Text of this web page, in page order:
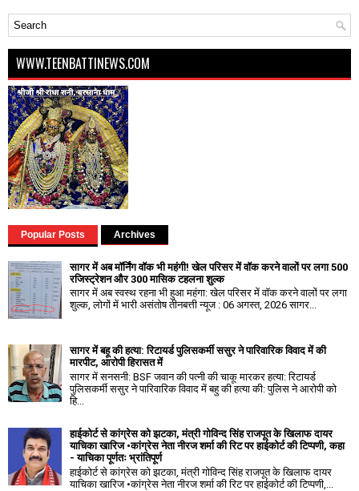
WWW.TEENBATTINEWS.COM
Popular Posts Archives
सागर में अब मॉर्निंग वॉक भी महंगी! खेल परिसर में वॉक करने वालों पर लगा ₹500
रजिस्ट्रेशन और ₹300 मासिक टहलना शुल्क
सागर में अब स्वस्थ रहना भी हुआ महंगा: खेल परिसर में वॉक करने वालों पर लगा
शुल्क, लोगों में भारी असंतोष तीनबत्ती न्यूज : 06 अगस्त, 2026 सागर...
सागर में बहू की हत्या: रिटायर्ड पुलिसकर्मी ससुर ने पारिवारिक विवाद में की
मारपीट, आरोपी हिरासत में
सागर में सनसनी: BSF जवान की पत्नी की चाकू मारकर हत्या: रिटायर्ड
पुलिसकर्मी ससुर ने पारिवारिक विवाद में बहु की हत्या की: पुलिस ने आरोपी को
हि...
हाईकोर्ट से कांग्रेस को झटका, मंत्री गोविन्द सिंह राजपूत के खिलाफ दायर
याचिका खारिज •कांग्रेस नेता नीरज शर्मा की रिट पर हाईकोर्ट की टिप्पणी, कहा
- याचिका पूर्णतः भ्रांतिपूर्ण
हाईकोर्ट से कांग्रेस को झटका, मंत्री गोविन्द सिंह राजपूत के खिलाफ दायर
याचिका खारिज •कांग्रेस नेता नीरज शर्मा की रिट पर हाईकोर्ट की टिप्पणी,...